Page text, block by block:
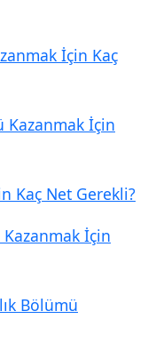
İçin Kaç
Kazanmak İçin
Kaç Net Gerekli?
İçin
Bölümü